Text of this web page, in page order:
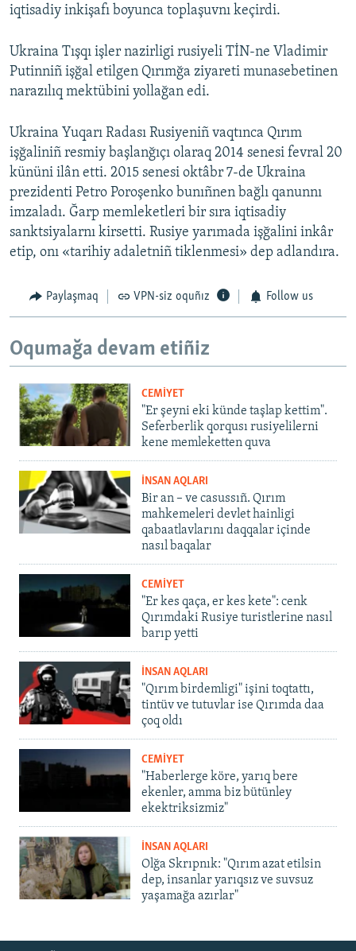
iqtisadiy inkişafı boyunca toplaşuvnı keçirdi.
Ukraina Tışqı işler nazirligi rusiyeli TİN-ne Vladimir
Putinniñ işğal etilgen Qırımğa ziyareti munasebetinen
narazılıq mektübini yollağan edi.
Ukraina Yuqarı Radası Rusiyeniñ vaqtınca Qırım
işğaliniñ resmiy başlanğıçı olaraq 2014 senesi fevral 20
kününi ilân etti. 2015 senesi oktâbr 7-de Ukraina
prezidenti Petro Poroşenko bunıñnen bağlı qanunnı
imzaladı. Ğarp memleketleri bir sıra iqtisadiy
sanktsiyalarnı kirsetti. Rusiye yarımada işğalini inkâr
etip, onı «tarihiy adaletniñ tiklenmesi» dep adlandıra.
Paylaşmaq VPN-siz oquñız Follow us
Oqumağa devam etiñiz
CEMİYET
"Er şeyni eki künde taşlap kettim".
Seferberlik qorqusı rusiyelilerni
kene memleketten quva
İNSAN AQLARI
Bir an – ve casussıñ. Qırım
mahkemeleri devlet hainligi
qabaatlavlarını daqqalar içinde
nasıl baqalar
CEMİYET
"Er kes qaça, er kes kete": cenk
Qırımdaki Rusiye turistlerine nasıl
barıp yetti
İNSAN AQLARI
"Qırım birdemligi" işini toqtattı,
tintüv ve tutuvlar ise Qırımda daa
çoq oldı
CEMİYET
"Haberlerge köre, yarıq bere
ekenler, amma biz bütünley
ekektriksizmiz"
İNSAN AQLARI
Olğa Skrıpnık: "Qırım azat etilsin
dep, insanlar yarıqsız ve suvsuz
yaşamağa azırlar"